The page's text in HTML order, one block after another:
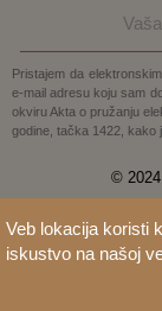
Pristajem da
e-mail adresu koju sam
okviru Akta o pružanju
godine, tačka 1422, kako
© 2024
Veb lokacija koristi
iskustvo na našoj